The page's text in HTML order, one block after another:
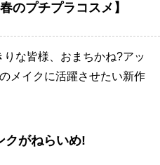
のプチプラコスメ】
りな皆様、おまちかね?アッ
メイクに活躍させたい新作
クがねらいめ!